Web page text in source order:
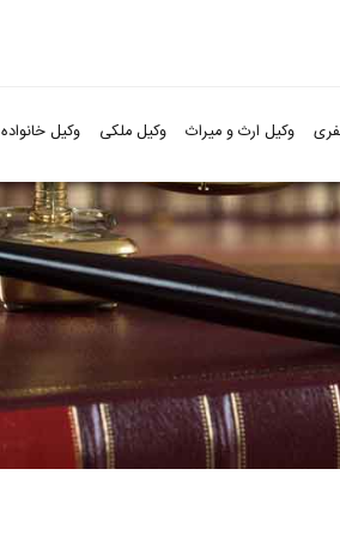
وکیل ارث و میراث وکیل ملکی وکیل خانواده